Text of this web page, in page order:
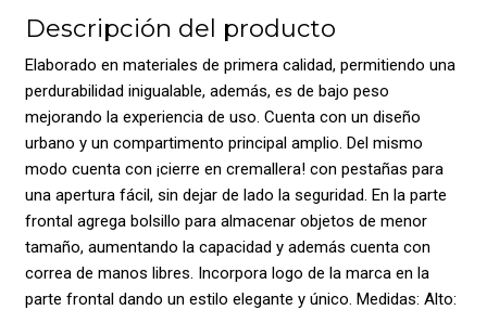
Descripción del producto
Elaborado en materiales de primera calidad, permitiendo una
perdurabilidad inigualable, además, es de bajo peso
mejorando la experiencia de uso. Cuenta con un diseño
urbano y un compartimento principal amplio. Del mismo
modo cuenta con ¡cierre en cremallera! con pestañas para
una apertura fácil, sin dejar de lado la seguridad. En la parte
frontal agrega bolsillo para almacenar objetos de menor
tamaño, aumentando la capacidad y además cuenta con
correa de manos libres. Incorpora logo de la marca en la
parte frontal dando un estilo elegante y único. Medidas: Alto: